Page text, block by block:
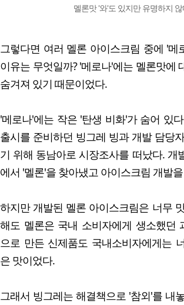
멜론맛 '와'도 있지만 유명하지
그렇다면 여러 멜론 아이스크림 중에 '메
이유는 무엇일까? '메로나'에는 멜론맛에
숨겨져 있기 때문이었다.
'메로나'에는 작은 '탄생 비화'가 숨어 있
출시를 준비하던 빙그레 빙과 개발 담당
기 위해 동남아로 시장조사를 떠났다. 개
에서 '멜론'을 찾아냈고 아이스크림 개발
하지만 개발된 멜론 아이스크림은 너무
해도 멜론은 국내 소비자에게 생소했던
으로 만든 신제품도 국내소비자에게는
은 맛이었다.
그래서 빙그레는 해결책으로 '참외'를 내